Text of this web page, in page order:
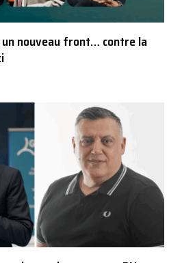
un nouveau front… contre la